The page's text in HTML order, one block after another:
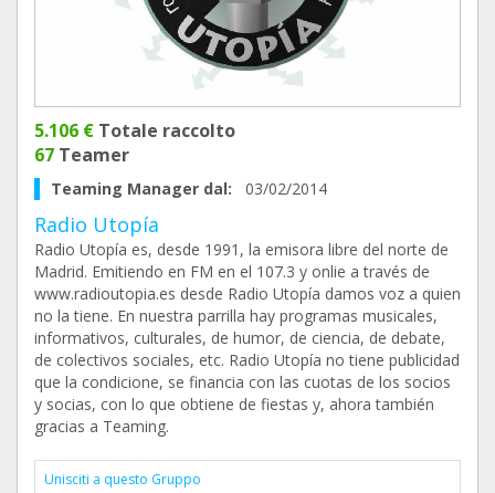
5.106 € Totale raccolto
67 Teamer
Teaming Manager dal: 03/02/2014
Radio Utopía
Radio Utopía es, desde 1991, la emisora libre del norte de
Madrid. Emitiendo en FM en el 107.3 y onlie a través de
www.radioutopia.es desde Radio Utopía damos voz a quien
no la tiene. En nuestra parrilla hay programas musicales,
informativos, culturales, de humor, de ciencia, de debate,
de colectivos sociales, etc. Radio Utopía no tiene publicidad
que la condicione, se financia con las cuotas de los socios
y socias, con lo que obtiene de fiestas y, ahora también
gracias a Teaming.
Unisciti a questo Gruppo